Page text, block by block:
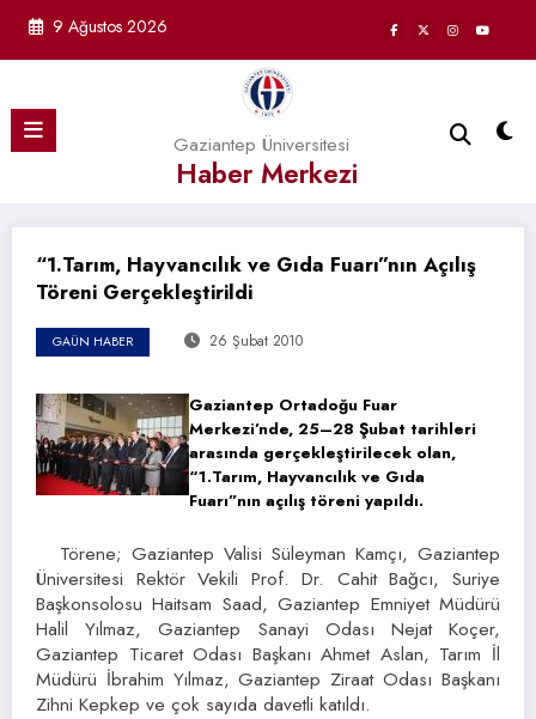
9 Ağustos 2026
Gaziantep Üniversitesi
Haber Merkezi
“1.Tarım, Hayvancılık ve Gıda Fuarı”nın Açılış
Töreni Gerçekleştirildi
GAÜN HABER 26 Şubat 2010
Gaziantep Ortadoğu Fuar
Merkezi’nde, 25–28 Şubat tarihleri
arasında gerçekleştirilecek olan,
“1.Tarım, Hayvancılık ve Gıda
Fuarı”nın açılış töreni yapıldı.
Törene; Gaziantep Valisi Süleyman Kamçı, Gaziantep
Üniversitesi Rektör Vekili Prof. Dr. Cahit Bağcı, Suriye
Başkonsolosu Haitsam Saad, Gaziantep Emniyet Müdürü
Halil Yılmaz, Gaziantep Sanayi Odası Nejat Koçer,
Gaziantep Ticaret Odası Başkanı Ahmet Aslan, Tarım İl
Müdürü İbrahim Yılmaz, Gaziantep Ziraat Odası Başkanı
Zihni Kepkep ve çok sayıda davetli katıldı.